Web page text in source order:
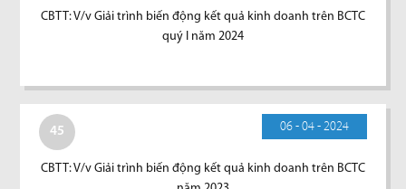
CBTT: V/v Giải trình biến động kết quả kinh doanh trên BCTC
quý I năm 2024
45 06 - 04 - 2024
CBTT: V/v Giải trình biến động kết quả kinh doanh trên BCTC